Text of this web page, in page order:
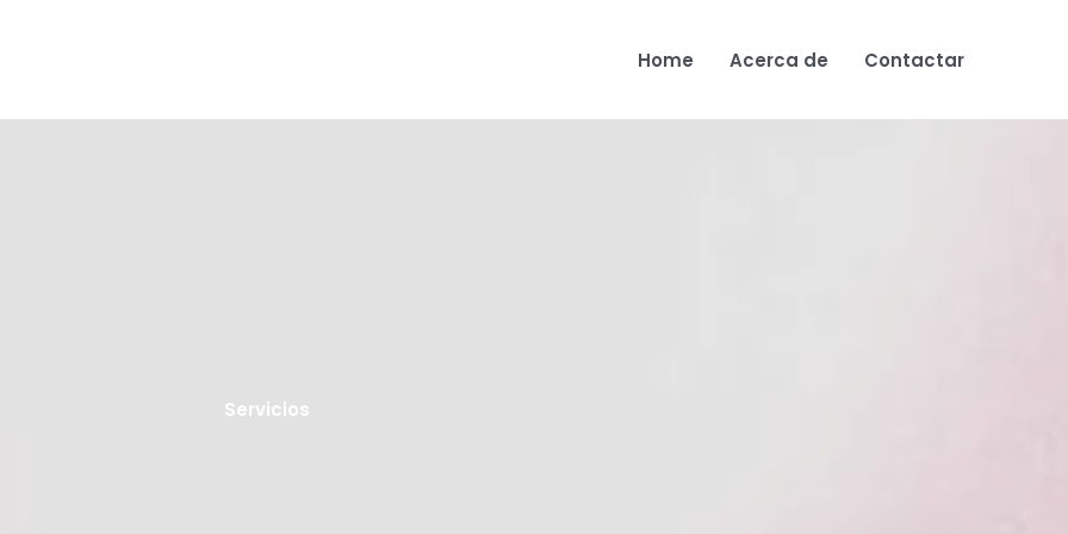
Home Acerca de Contactar
Servicios